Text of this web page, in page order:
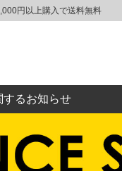
円以上購入で送料無料
するお知らせ